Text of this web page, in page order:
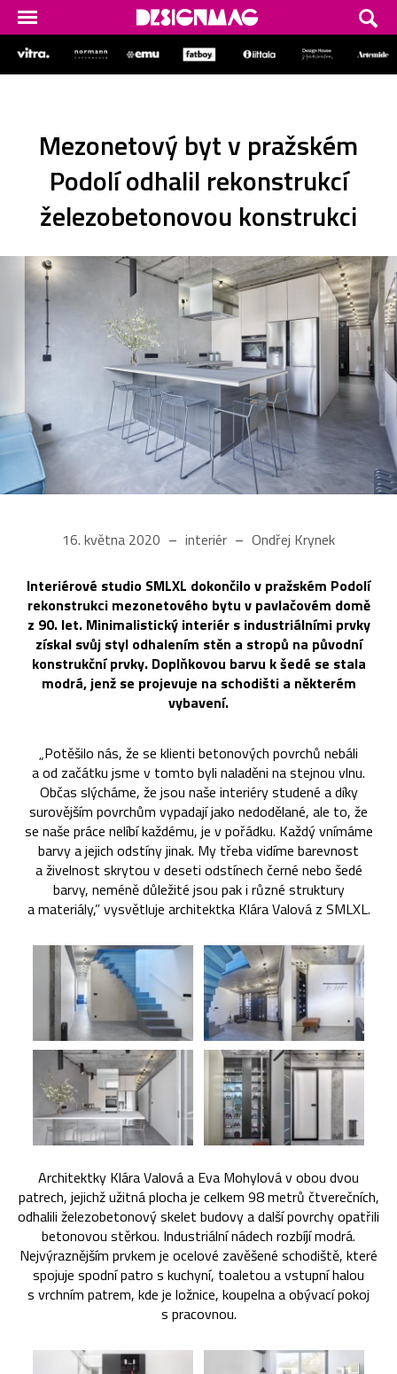
Mezonetový byt v pražském
Podolí odhalil rekonstrukcí
železobetonovou konstrukci
16. května 2020 interiér Ondřej Krynek
Interiérové studio SMLXL dokončilo v pražském Podolí
rekonstrukci mezonetového bytu v pavlačovém domě
z 90. let. Minimalistický interiér s industriálními prvky
získal svůj styl odhalením stěn a stropů na původní
konstrukční prvky. Doplňkovou barvu k šedé se stala
modrá, jenž se projevuje na schodišti a některém
vybavení.
„Potěšilo nás, že se klienti betonových povrchů nebáli
a od začátku jsme v tomto byli naladěni na stejnou vlnu.
Občas slýcháme, že jsou naše interiéry studené a díky
surovějším povrchům vypadají jako nedodělané, ale to, že
se naše práce nelíbí každému, je v pořádku. Každý vnímáme
barvy a jejich odstíny jinak. My třeba vidíme barevnost
a živelnost skrytou v deseti odstínech černé nebo šedé
barvy, neméně důležité jsou pak i různé struktury
a materiály,” vysvětluje architektka Klára Valová z SMLXL.
Architektky Klára Valová a Eva Mohylová v obou dvou
patrech, jejichž užitná plocha je celkem 98 metrů čtverečních,
odhalili železobetonový skelet budovy a další povrchy opatřili
betonovou stěrkou. Industriální nádech rozbíjí modrá.
Nejvýraznějším prvkem je ocelové zavěšené schodiště, které
spojuje spodní patro s kuchyní, toaletou a vstupní halou
s vrchním patrem, kde je ložnice, koupelna a obývací pokoj
s pracovnou.